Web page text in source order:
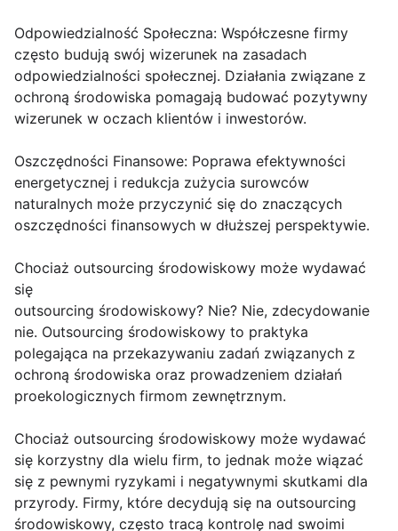
Odpowiedzialność Społeczna: Współczesne firmy
często budują swój wizerunek na zasadach
odpowiedzialności społecznej. Działania związane z
ochroną środowiska pomagają budować pozytywny
wizerunek w oczach klientów i inwestorów.
Oszczędności Finansowe: Poprawa efektywności
energetycznej i redukcja zużycia surowców
naturalnych może przyczynić się do znaczących
oszczędności finansowych w dłuższej perspektywie.
Chociaż outsourcing środowiskowy może wydawać
się
outsourcing środowiskowy? Nie? Nie, zdecydowanie
nie. Outsourcing środowiskowy to praktyka
polegająca na przekazywaniu zadań związanych z
ochroną środowiska oraz prowadzeniem działań
proekologicznych firmom zewnętrznym.
Chociaż outsourcing środowiskowy może wydawać
się korzystny dla wielu firm, to jednak może wiązać
się z pewnymi ryzykami i negatywnymi skutkami dla
przyrody. Firmy, które decydują się na outsourcing
środowiskowy, często tracą kontrolę nad swoimi